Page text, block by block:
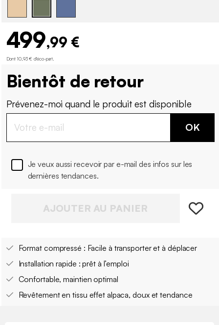
499,99 €
Dont 10,93 € d'éco-part
Bientôt de retour
Prévenez-moi quand le produit est disponible
OK
Je veux aussi recevoir par e-mail des infos sur les
dernières tendances.
AJOUTER AU PANIER
Format compressé : Facile à transporter et à déplacer
Installation rapide : prêt à l’emploi
Confortable, maintien optimal
Revêtement en tissu effet alpaca, doux et tendance